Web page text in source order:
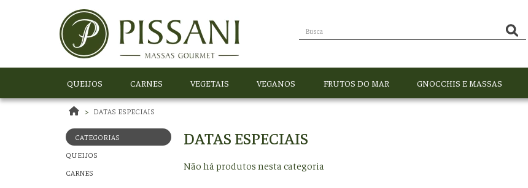
QUEIJOS CARNES VEGETAIS VEGANOS FRUTOS DO MAR GNOCCHIS E MASSAS
DATAS ESPECIAIS
CATEGORIAS
QUEIJOS
CARNES
DATAS ESPECIAIS
Não há produtos nesta categoria